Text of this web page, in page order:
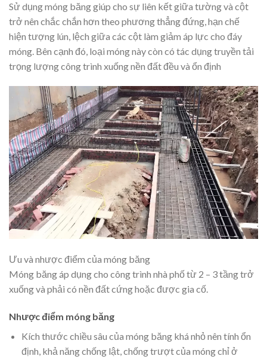
Sử dụng móng băng giúp cho sự liên kết giữa tường và cột
trở nên chắc chắn hơn theo phương thẳng đứng, hạn chế
hiện tượng lún, lệch giữa các cột làm giảm áp lực cho đáy
móng. Bên cạnh đó, loại móng này còn có tác dụng truyền tải
trọng lượng công trình xuống nền đất đều và ổn định
Ưu và nhược điểm của móng băng
Móng băng áp dụng cho công trình nhà phố từ 2 – 3 tầng trở
xuống và phải có nền đất cứng hoặc được gia cố.
Nhược điểm móng băng
Kích thước chiều sâu của móng băng khá nhỏ nên tính ổn
định, khả năng chống lật, chống trượt của móng chỉ ở